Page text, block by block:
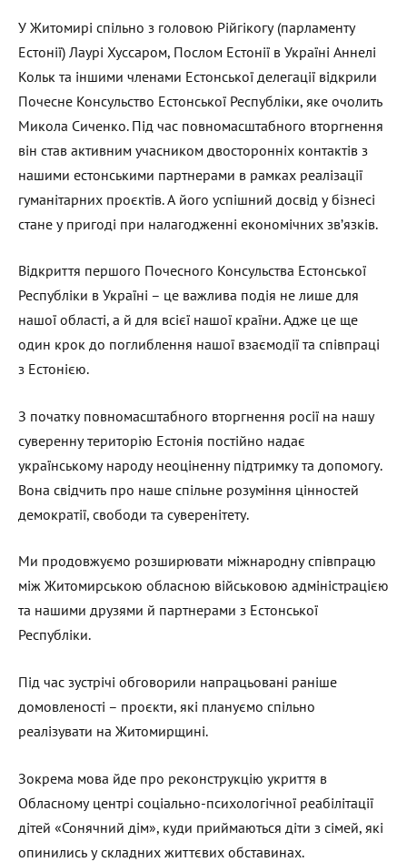
У Житомирі спільно з головою Рійгікогу (парламенту
Естонії) Лаурі Хуссаром, Послом Естонії в Україні Аннелі
Кольк та іншими членами Естонської делегації відкрили
Почесне Консульство Естонської Республіки, яке очолить
Микола Сиченко. Під час повномасштабного вторгнення
він став активним учасником двосторонніх контактів з
нашими естонськими партнерами в рамках реалізації
гуманітарних проєктів. А його успішний досвід у бізнесі
стане у пригоді при налагодженні економічних зв’язків.
Відкриття першого Почесного Консульства Естонської
Республіки в Україні – це важлива подія не лише для
нашої області, а й для всієї нашої країни. Адже це ще
один крок до поглиблення нашої взаємодії та співпраці
з Естонією.
З початку повномасштабного вторгнення росії на нашу
суверенну територію Естонія постійно надає
українському народу неоціненну підтримку та допомогу.
Вона свідчить про наше спільне розуміння цінностей
демократії, свободи та суверенітету.
Ми продовжуємо розширювати міжнародну співпрацю
між Житомирською обласною військовою адміністрацією
та нашими друзями й партнерами з Естонської
Республіки.
Під час зустрічі обговорили напрацьовані раніше
домовленості – проєкти, які плануємо спільно
реалізувати на Житомирщині.
Зокрема мова йде про реконструкцію укриття в
Обласному центрі соціально-психологічної реабілітації
дітей «Сонячний дім», куди приймаються діти з сімей, які
опинились у складних життєвих обставинах.